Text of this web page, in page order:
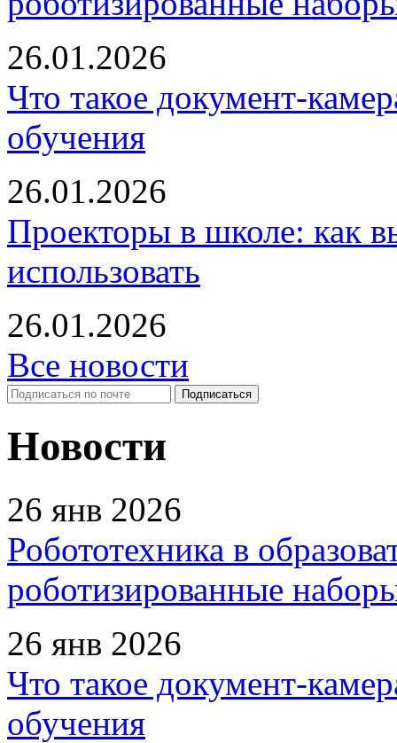
26.01.2026
Что такое документ-
обучения
26.01.2026
Проекторы в школе: как
использовать
26.01.2026
Все новости
Новости
26 янв 2026
Робототехника в
роботизированные
26 янв 2026
Что такое документ-
обучения